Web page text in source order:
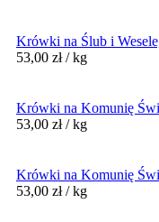
Krówki na Ślub i
53,00 zł / kg
Krówki na Komunię
53,00 zł / kg
Krówki na Komunię
53,00 zł / kg